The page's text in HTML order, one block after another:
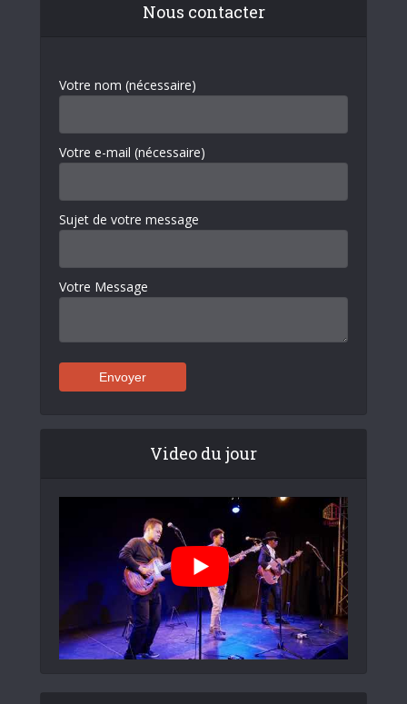
Nous contacter
Votre nom (nécessaire)
Votre e-mail (nécessaire)
Sujet de votre message
Votre Message
Video du jour